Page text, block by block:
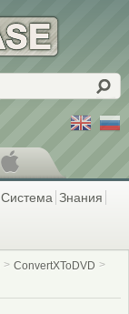
Система Знания
ConvertXToDVD